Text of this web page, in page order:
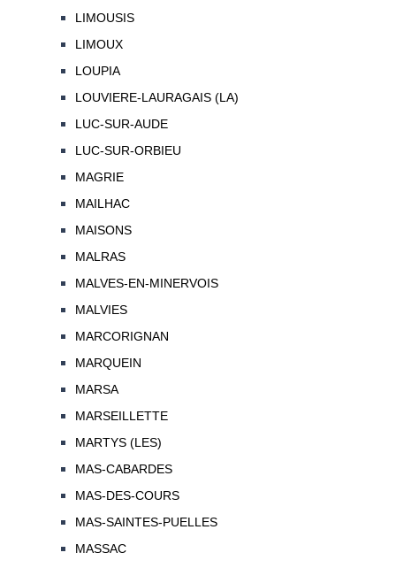
LIMOUSIS
LIMOUX
LOUPIA
LOUVIERE-LAURAGAIS (LA)
LUC-SUR-AUDE
LUC-SUR-ORBIEU
MAGRIE
MAILHAC
MAISONS
MALRAS
MALVES-EN-MINERVOIS
MALVIES
MARCORIGNAN
MARQUEIN
MARSA
MARSEILLETTE
MARTYS (LES)
MAS-CABARDES
MAS-DES-COURS
MAS-SAINTES-PUELLES
MASSAC